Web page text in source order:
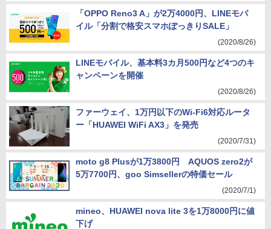
「OPPO Reno3 A」が2万4000円、LINEモバ
イル「分割で格安スマホぽっきりSALE」
(2020/8/26)
LINEモバイル、基本料3カ月500円など4つのキ
ャンペーンを開催
(2020/8/26)
ファーウェイ、1万円以下のWi-Fi6対応ルータ
ー「HUAWEI WiFi AX3」を発売
(2020/7/31)
moto g8 Plusが1万3800円 AQUOS zero2が
5万7700円、goo Simsellerの特価セール
(2020/7/1)
mineo、HUAWEI nova lite 3を1万8000円に値
下げ